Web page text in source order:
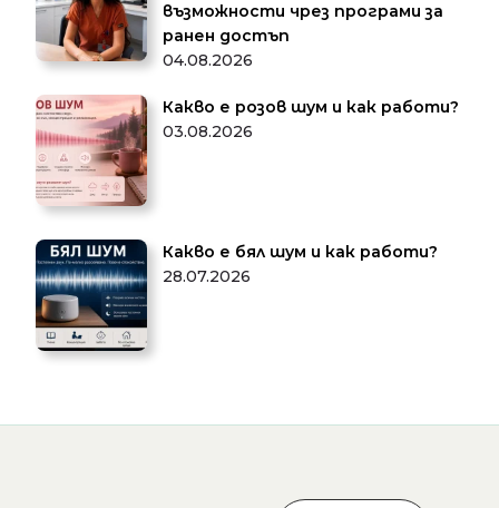
възможности чрез програми за
ранен достъп
04.08.2026
Какво е розов шум и как работи?
03.08.2026
Какво е бял шум и как работи?
28.07.2026